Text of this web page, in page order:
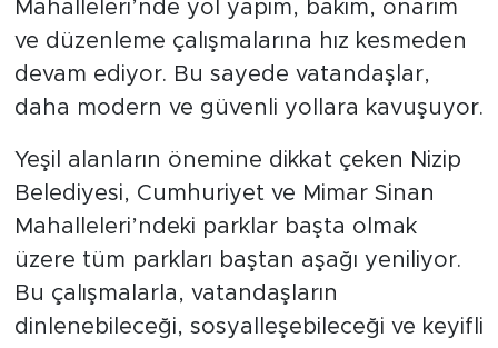
Mahalleleri’nde yol yapım, bakım, onarım
ve düzenleme çalışmalarına hız kesmeden
devam ediyor. Bu sayede vatandaşlar,
daha modern ve güvenli yollara kavuşuyor.
Yeşil alanların önemine dikkat çeken Nizip
Belediyesi, Cumhuriyet ve Mimar Sinan
Mahalleleri’ndeki parklar başta olmak
üzere tüm parkları baştan aşağı yeniliyor.
Bu çalışmalarla, vatandaşların
dinlenebileceği, sosyalleşebileceği ve keyifli